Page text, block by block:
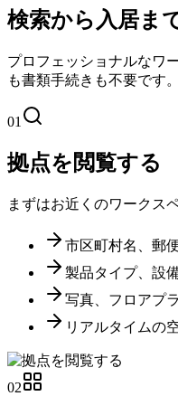
検索から入居ま
プロフェッショナルなワ
も書類手続きも不要です。
01
拠点を閲覧する
まずはお近くのワークス
市区町村名、郵
製品タイプ、設
写真、フロアプ
リアルタイムの
02